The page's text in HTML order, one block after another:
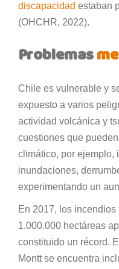
discapacidad estaban
(OHCHR, 2022).
Problemas
Chile es vulnerable y
expuesto a varios
actividad volcánica y
cuestiones que
climático, por ejemplo,
inundaciones,
experimentando un
En 2017, los
1.000.000 hectáreas
constituido un récord.
Montt se encuentra